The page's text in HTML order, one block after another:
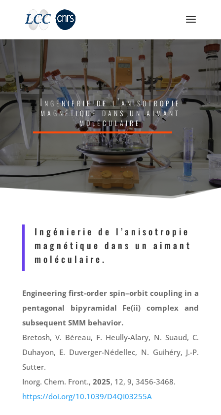
Ingénierie de l’anisotropie
magnétique dans un aimant
moléculaire
Ingénierie de l’anisotropie
magnétique dans un aimant
moléculaire.
Engineering first-order spin–orbit coupling in a
pentagonal bipyramidal Fe(ii) complex and
subsequent SMM behavior.
Bretosh, V. Béreau, F. Heully-Alary, N. Suaud, C.
Duhayon, E. Duverger-Nédellec, N. Guihéry, J.-P.
Sutter.
Inorg. Chem. Front., 2025, 12, 9, 3456-3468.
https://doi.org/10.1039/D4QI03255A